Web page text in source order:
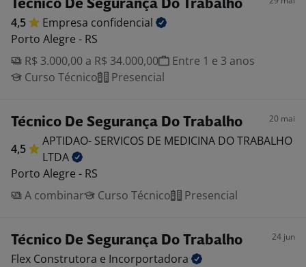
Técnico De Segurança Do Trabalho
4,5 Empresa confidencial
Porto Alegre - RS
R$ 3.000,00 a R$ 34.000,00
Entre 1 e 3 anos
Curso Técnico
Presencial
Técnico De Segurança Do Trabalho 20 mai
4,5
APTIDAO- SERVICOS DE MEDICINA DO TRABALHO
LTDA
Porto Alegre - RS
A combinar
Curso Técnico Presencial
Técnico De Segurança Do Trabalho 24 jun
Flex Construtora e Incorportadora